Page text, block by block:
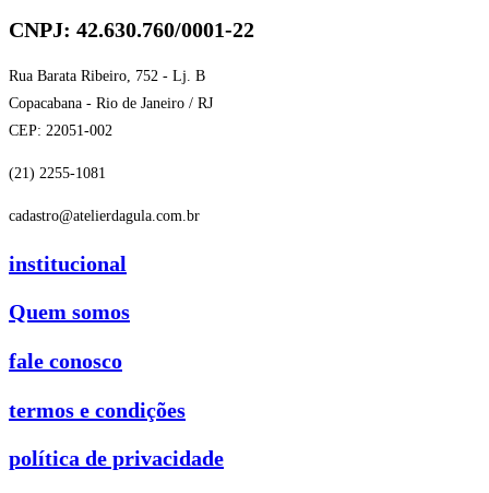
CNPJ: 42.630.760/0001-22
Rua Barata Ribeiro, 752 - Lj. B
Copacabana - Rio de Janeiro / RJ
CEP: 22051-002
(21) 2255-1081
cadastro@atelierdagula.com.br
institucional
Quem somos
fale conosco
termos e condições
política de privacidade